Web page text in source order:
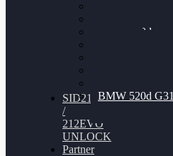
BMW 120d
BMW 520d G31
SID212
/
212EVO
UNLOCK
Partner